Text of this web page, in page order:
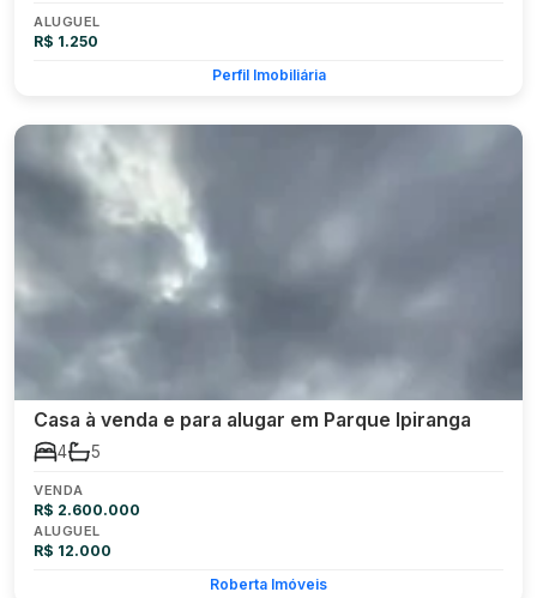
ALUGUEL
R$ 1.250
Perfil Imobiliária
Casa à venda e para alugar em Parque Ipiranga
4 5
VENDA
R$ 2.600.000
ALUGUEL
R$ 12.000
Roberta Imóveis